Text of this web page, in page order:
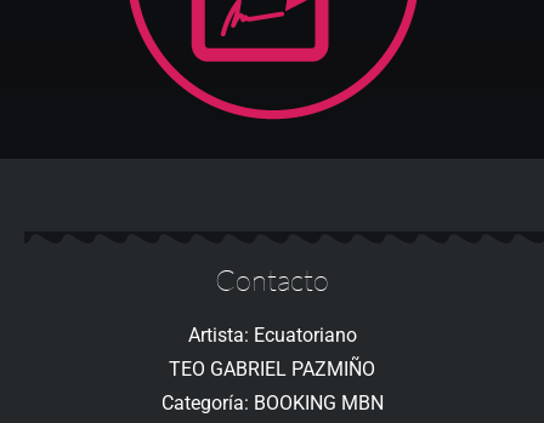
Contacto
Artista: Ecuatoriano
TEO GABRIEL PAZMIÑO
Categoría: BOOKING MBN